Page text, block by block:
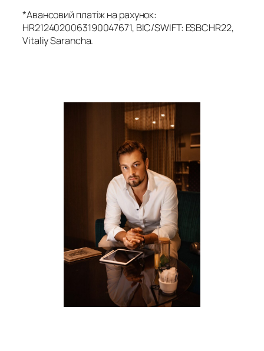
*Авансовий платіж на рахунок:
HR2124020063190047671, BIC/SWIFT: ESBCHR22,
Vitaliy Sarancha.